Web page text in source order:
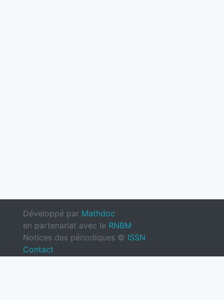
Développé par Mathdoc
en partenariat avec le RNBM
Notices des périodiques © ISSN
Contact